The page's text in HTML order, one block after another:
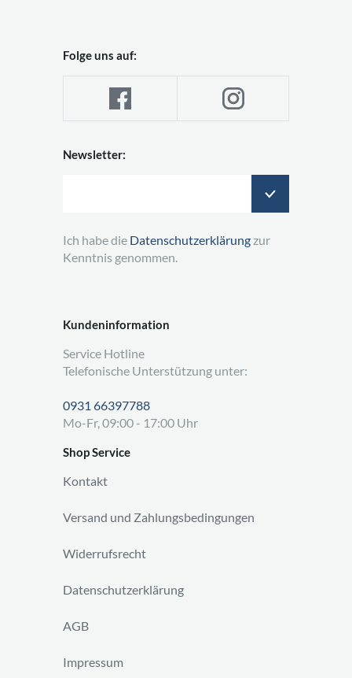
Kundeninformation
Service Hotline
Telefonische Unterstützung unter:
0931 66397788
Mo-Fr, 09:00 - 17:00 Uhr
Shop Service
Kontakt
Versand und Zahlungsbedingungen
Widerrufsrecht
Datenschutzerklärung
AGB
Impressum
Folge uns auf:
Newsletter:
Ich habe die Datenschutzerklärung zur
Kenntnis genommen.